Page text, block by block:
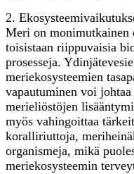
2.
Meri on monimutkainen
toisistaan ​​riippuvaisia
prosesseja.
meriekosysteemien
vapautuminen voi
merieliöstöjen
myös vahingoittaa
koralliriuttoja,
organismeja, mikä
meriekosysteemin